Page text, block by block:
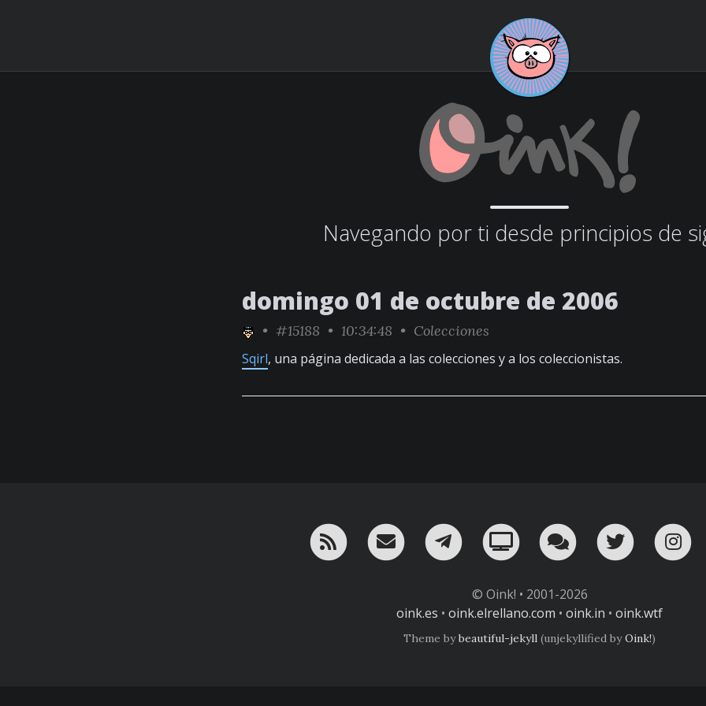
Navegando por ti desde principios de
domingo 01 de octubre de 2006
• #15188 • 10:34:48 • Colecciones
Sqirl, una página dedicada a las colecciones y a los coleccionistas.
RSS ¡Mándame un email!
¡Nuestro canal en Telegram!
Oink! TV Charla conTwitter
© Oink! • 2001-2026
oink.es • oink.elrellano.com • oink.in • oink.wtf
Theme bybeautiful-jekyll (unjekyllified byOink!)